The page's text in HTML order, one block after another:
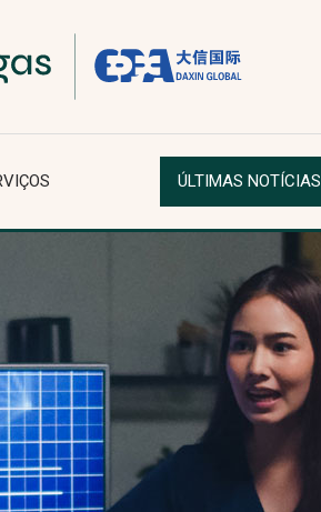
ÚLTIMAS NOTÍCIAS